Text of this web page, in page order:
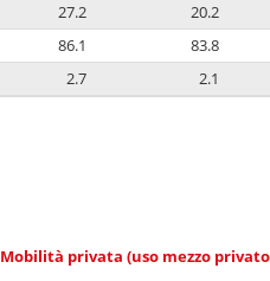
27.2 20.2
86.1 83.8
2.7 2.1
Mobilità privata (uso mezzo